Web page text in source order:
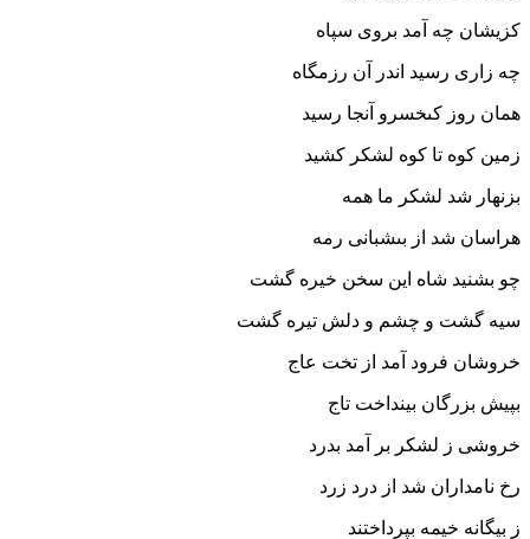
کزیشان چه آمد بروى سپاه
چه زارى رسید اندر آن رزمگاه‏
همان روز کى‏خسرو آنجا رسید
زمین کوه تا کوه لشکر کشید
بزنهار شد لشکر ما همه
هراسان شد از بى‏شبانى رمه‏
چو بشنید شاه این سخن خیره گشت
سیه گشت و چشم و دلش تیره گشت‏
خروشان فرود آمد از تخت عاج
بپیش بزرگان بینداخت تاج‏
خروشى ز لشکر بر آمد بدرد
رخ نامداران شد از درد زرد
ز بیگانه خیمه بپرداختند